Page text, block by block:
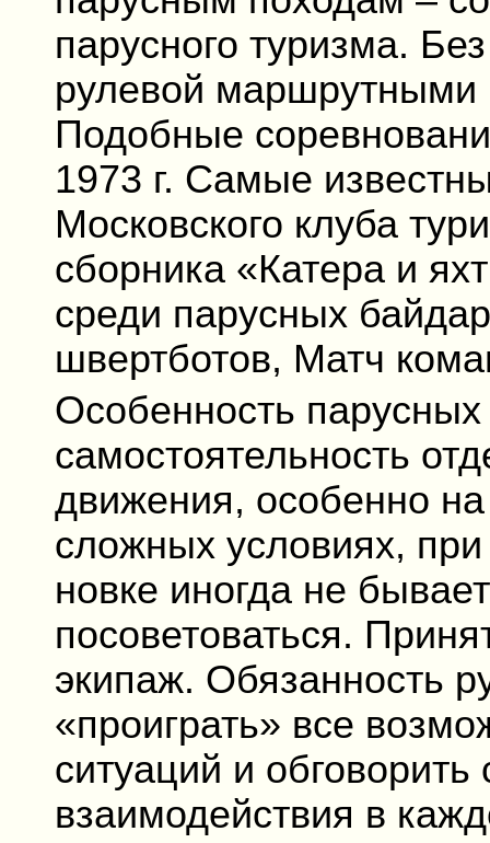
парусного туризма.
рулевой маршрутными
Подобные
1973 г. Самые
Московского клуба
сборника «Катера и
среди парусных
швертботов, Матч
Особенность
самостоятельность
движения, особенно
сложных условиях,
новке иногда не
посоветоваться.
экипаж. Обязанность
«проиграть» все
ситуаций и
взаимодействия в